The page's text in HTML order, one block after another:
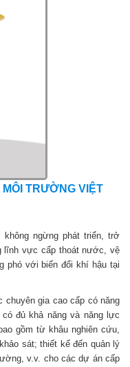
TRƯỜNG VIỆT
ngừng phát triển, trở
lĩnh vực cấp thoát nước, vệ
phó với biến đổi khí hậu tại
gia cao cấp có năng
đủ khả năng và năng lực
gồm từ khâu nghiên cứu,
sát; thiết kế đến quản lý
v.v. cho các dự án cấp